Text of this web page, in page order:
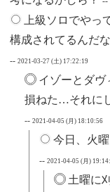
上級ソロでやっ
構成されてるんだ
--2021-03-27 (土) 17:22:19
イゾーとダヴ
損ねた…それに
--2021-04-05 (月) 18:10:56
今日、火
--2021-04-05 (月)
土曜に